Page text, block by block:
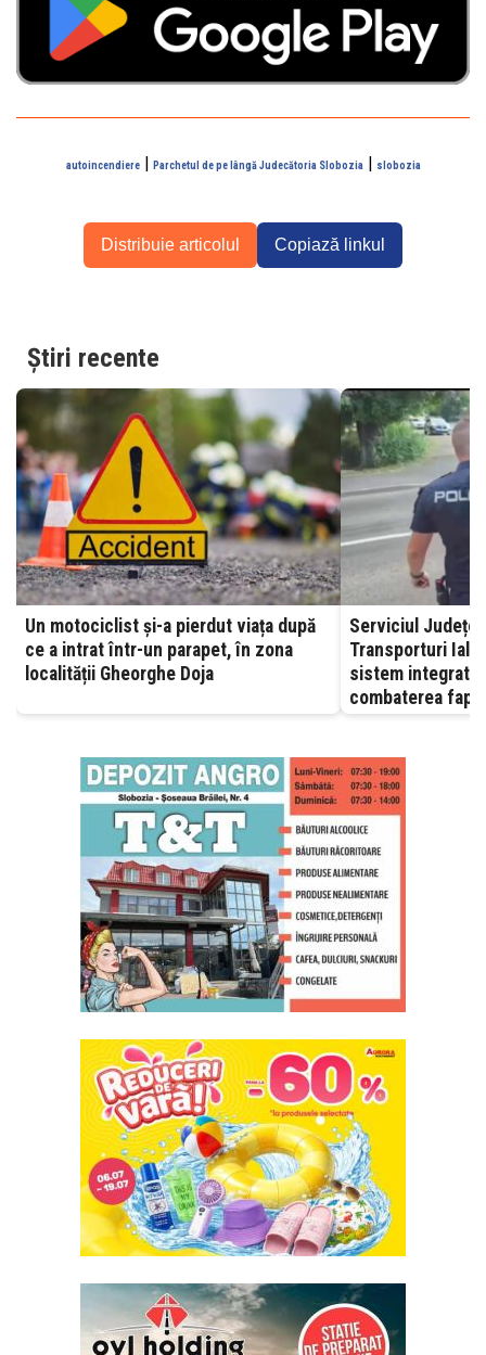
autoincendiere| Parchetul de pe lângă Judecătoria Slobozia| slobozia
Distribuie articolul Copiază linkul
Știri recente
Un motociclist și-a pierdut viața după
ce a intrat într-un parapet, în zona
localității Gheorghe Doja
Serviciul
Transporturi Ialomița –
sistem integrat,
combaterea